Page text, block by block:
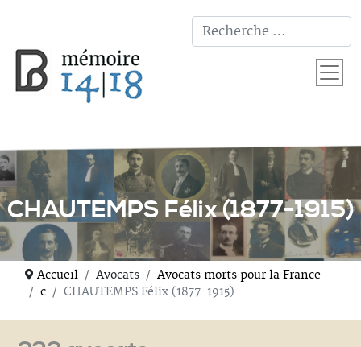
CHAUTEMPS Félix (1877-1915)
Accueil Avocats
Avocats morts pour la France
c
CHAUTEMPS Félix (1877-1915)